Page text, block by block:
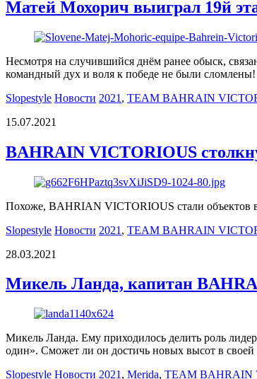
Матей Мохорич выиграл 19й
Несмотря на случившийся днём ранее обыск,
командный дух и воля к победе не были сломлены!
Slopestyle Новости 2021 , TEAM BAHRAIN
15.07.2021
BAHRAIN VICTORIOUS
Похоже, BAHRIAN VICTORIOUS стали объектов
Slopestyle Новости 2021 , TEAM BAHRAIN
28.03.2021
Микель Ланда, капитан
Микель Ланда. Ему приходилось делить роль
один». Сможет ли он достичь новых высот в
Slopestyle Новости 2021 , Merida, TEAM BAHRAIN